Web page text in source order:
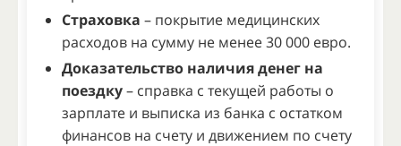
Страховка – покрытие медицинских
расходов на сумму не менее 30 000 евро.
Доказательство наличия денег на
поездку– справка с текущей работы о
зарплате и выписка из банка с остатком
финансов на счету и движением по счету